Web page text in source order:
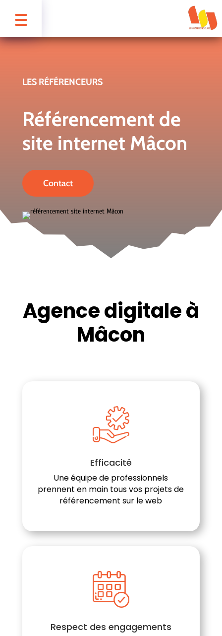
LES RÉFÉRENCEURS
Référencement de
site internet Mâcon
Contact
Agence digitale à
Mâcon
Efficacité
Une équipe de professionnels
prennent en main tous vos projets de
référencement sur le web
Respect des engagements